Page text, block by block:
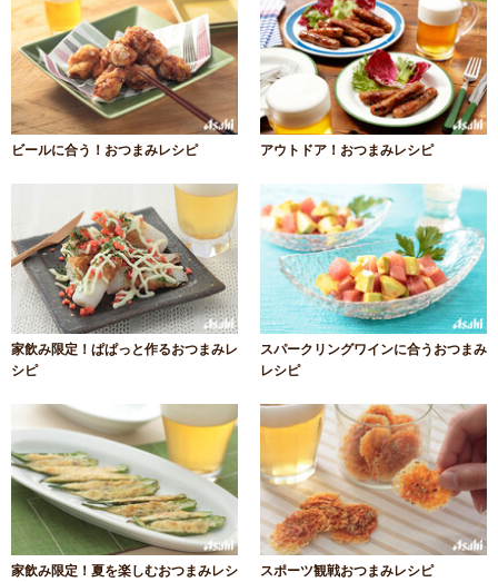
ビールに合う！おつまみレシピ アウトドア！おつまみレシピ
家飲み限定！ぱぱっと作るおつまみレ
シピ
スパークリングワインに合うおつまみ
レシピ
家飲み限定！夏を楽しむおつまみレシ
スポーツ観戦おつまみレシピ